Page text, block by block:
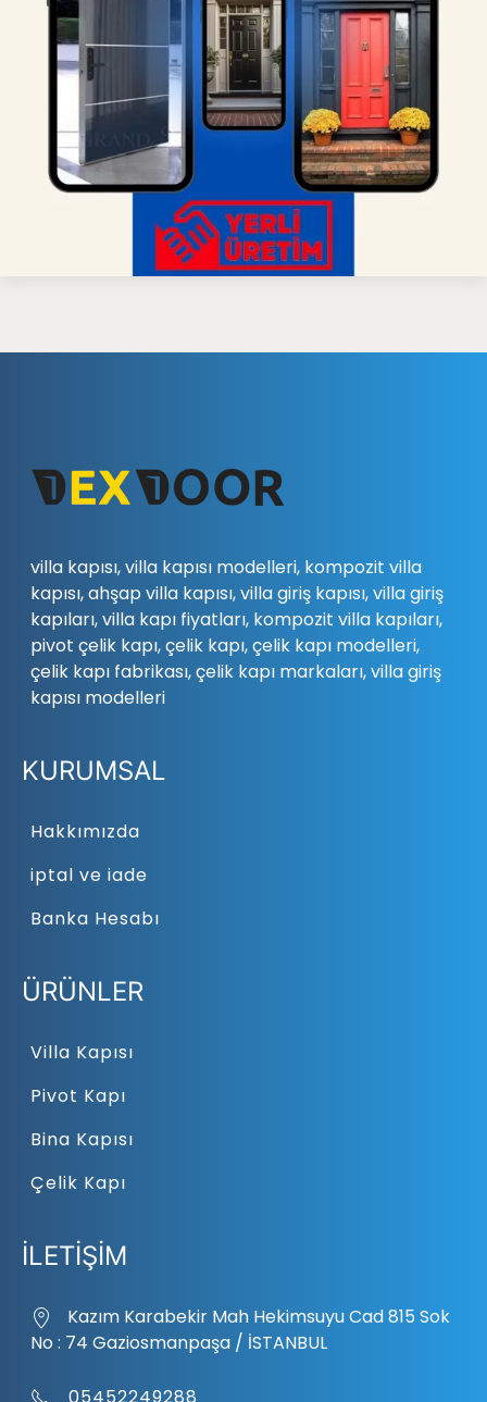
villa kapısı, villa kapısı modelleri, kompozit villa
kapısı, ahşap villa kapısı, villa giriş kapısı, villa giriş
kapıları, villa kapı fiyatları, kompozit villa kapıları,
pivot çelik kapı, çelik kapı, çelik kapı modelleri,
çelik kapı fabrikası, çelik kapı markaları, villa giriş
kapısı modelleri
KURUMSAL
Hakkımızda
iptal ve iade
Banka Hesabı
ÜRÜNLER
Villa Kapısı
Pivot Kapı
Bina Kapısı
Çelik Kapı
İLETİŞİM
Kazım Karabekir Mah Hekimsuyu Cad 815 Sok
No : 74 Gaziosmanpaşa / İSTANBUL